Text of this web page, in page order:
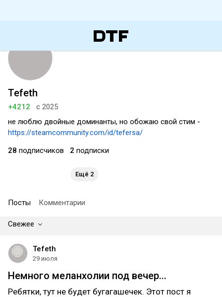
Tefeth
+4212
с 2025
не люблю двойные доминанты, но обожаю свой стим -
https://steamcommunity.com/id/tefersa/
28 подписчиков 2 подписки
Ещё 2
Посты Комментарии
Свежее
Tefeth
29 июля
Немного меланхолии под вечер...
Ребятки, тут не будет бугагашечек. Этот пост я